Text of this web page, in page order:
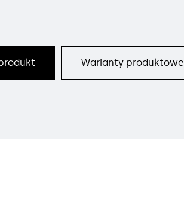
Warianty produktowe